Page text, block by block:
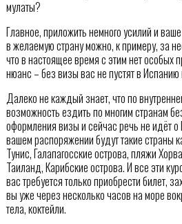
мулаты?
Главное, приложить немного усилий и
в желаемую страну можно, к примеру, за
что в настоящее время с этим нет особых
нюанс – без визы вас не пустят в
Далеко не каждый знает, что по
возможность ездить по многим странам
оформления визы и сейчас речь не идёт
вашем распоряжении будут такие страны
Тунис, Галапагосские острова, пляжи
Таиланд, Карибские острова. И все эти
вас требуется только приобрести билет,
вы уже через несколько часов на море
тела, коктейли.